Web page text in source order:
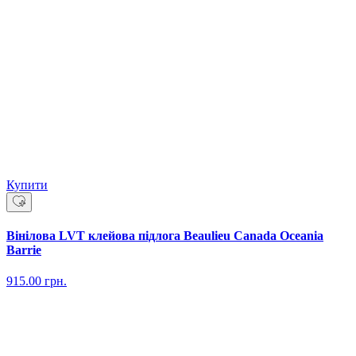
Купити
Вінілова LVT клейова підлога Beaulieu Canada Oceania
Barrie
915.00 грн.